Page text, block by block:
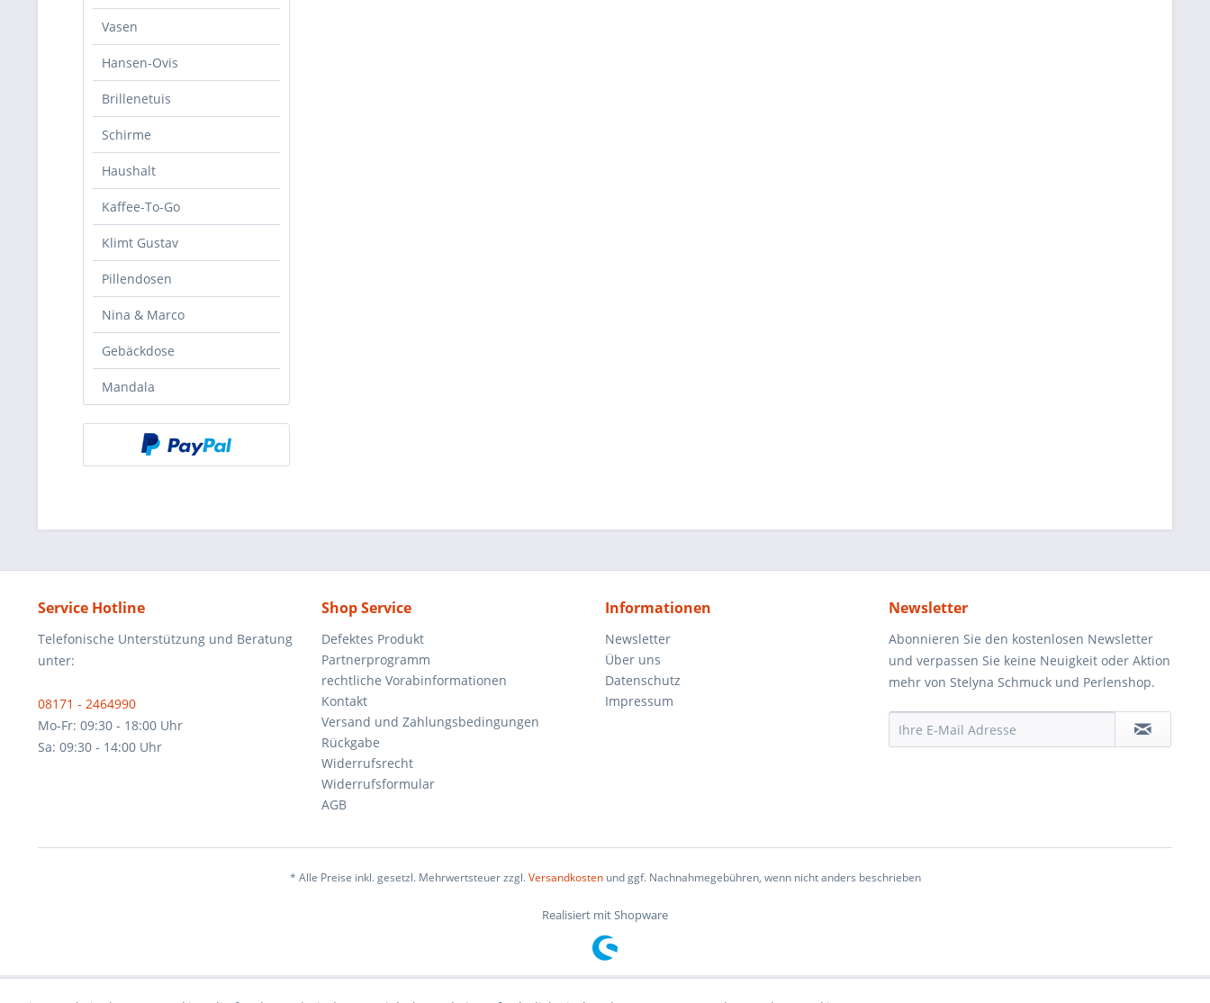
Vasen
Hansen-Ovis
Brillenetuis
Schirme
Haushalt
Kaffee-To-Go
Klimt Gustav
Pillendosen
Nina & Marco
Gebäckdose
Mandala
Service Hotline
Telefonische Unterstützung und Beratung
unter:
08171 - 2464990
Mo-Fr: 09:30 - 18:00 Uhr
Sa: 09:30 - 14:00 Uhr
Shop Service
Defektes Produkt
Partnerprogramm
rechtliche Vorabinformationen
Kontakt
Versand und Zahlungsbedingungen
Rückgabe
Widerrufsrecht
Widerrufsformular
AGB
Informationen
Newsletter
Über uns
Datenschutz
Impressum
Newsletter
Abonnieren Sie den kostenlosen Newsletter
und verpassen Sie keine Neuigkeit oder Aktion
mehr von Stelyna Schmuck und Perlenshop.
* Alle Preise inkl. gesetzl. Mehrwertsteuer zzgl.Versandkostenund ggf. Nachnahmegebühren, wenn nicht anders beschrieben
Realisiert mit Shopware